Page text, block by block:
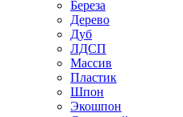
Береза
Дерево
Дуб
ЛДСП
Массив
Пластик
Шпон
Экошпон